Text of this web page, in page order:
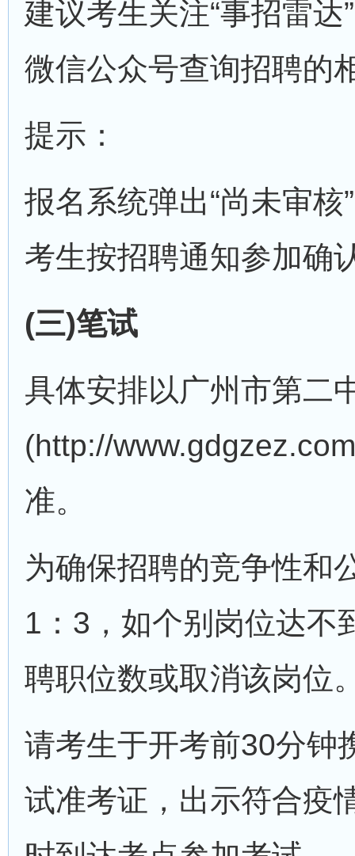
建议考生关注“事招雷
微信公众号查询招聘的
提示：
报名系统弹出“尚未审
考生按招聘通知参加确
(三)笔试
具体安排以广州市第二
(http://
准。
为确保招聘的竞争性和
1：3，如个别岗位达不
聘职位数或取消该岗位
请考生于开考前30分钟
试准考证，出示符合疫